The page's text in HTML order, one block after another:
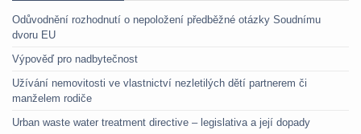
Odůvodnění rozhodnutí o nepoložení předběžné otázky Soudnímu
dvoru EU
Výpověď pro nadbytečnost
Užívání nemovitosti ve vlastnictví nezletilých dětí partnerem či
manželem rodiče
Urban waste water treatment directive – legislativa a její dopady